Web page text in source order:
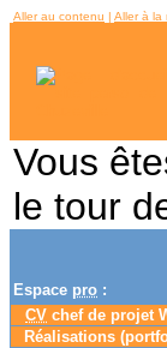
Aller au contenu | Aller à la
Vous
le tour
Espace pro :
CV chef de projet
Réalisations